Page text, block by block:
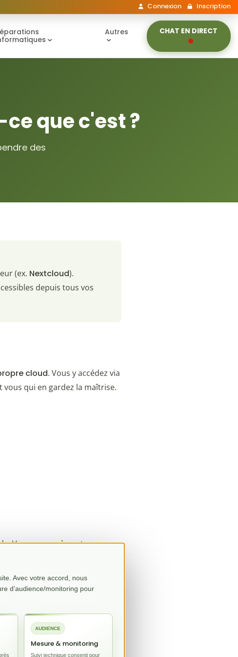
Connexion Inscription
Autres CHAT EN DIRECT
que c'est ?
des
(ex. Nextcloud).
depuis tous vos
cloud. Vous y accédez via
qui en gardez la maîtrise.
Vous savez où sont vos
en France.
Avec votre accord, nous
d’audience/monitoring pour
AUDIENCE
Mesure & monitoring
Suivi technique consenti pour